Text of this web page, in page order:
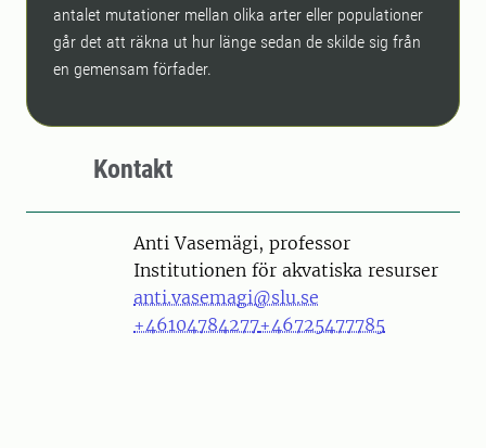
antalet mutationer mellan olika arter eller populationer
går det att räkna ut hur länge sedan de skilde sig från
en gemensam förfader.
Kontakt
PersonAnti Vasemägi, professor
Institutionen för akvatiska resurser
anti.vasemagi@slu.se
+46104784277+46725477785